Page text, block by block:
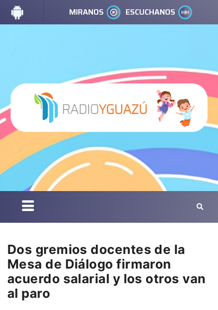
MIRANOS ESCUCHANOS
Dos gremios docentes de la
Mesa de Diálogo firmaron
acuerdo salarial y los otros van
al paro